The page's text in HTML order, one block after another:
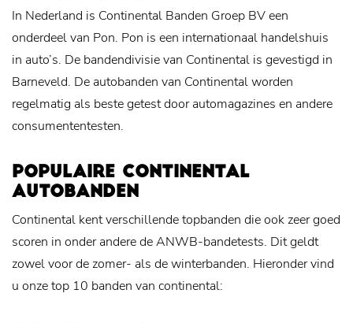
In Nederland is Continental Banden Groep BV een
onderdeel van Pon. Pon is een internationaal handelshuis
in auto’s. De bandendivisie van Continental is gevestigd in
Barneveld. De autobanden van Continental worden
regelmatig als beste getest door automagazines en andere
consumententesten.
POPULAIRE CONTINENTAL
AUTOBANDEN
Continental kent verschillende topbanden die ook zeer goed
scoren in onder andere de ANWB-bandetests. Dit geldt
zowel voor de zomer- als de winterbanden. Hieronder vind
u onze top 10 banden van continental: